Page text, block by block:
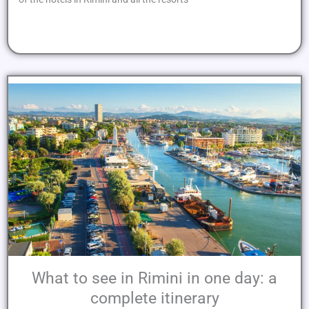
What to see in Rimini in one day: a
complete itinerary